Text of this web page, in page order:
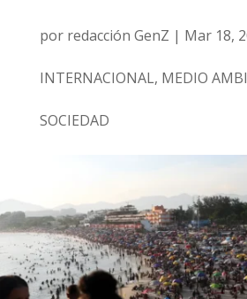
por redacción GenZ | Mar 18,
INTERNACIONAL, MEDIO
SOCIEDAD